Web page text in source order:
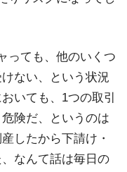
っても、他のいくつ
ない、という状況
いても、1つの取引
険だ、というのは
したから下請け・
なんて話は毎日の